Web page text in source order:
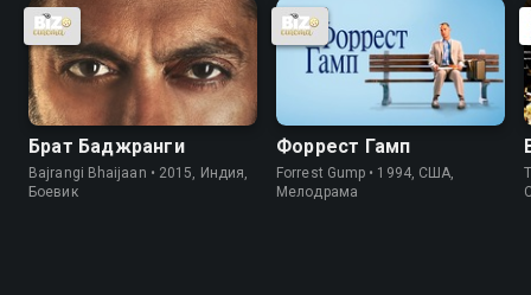
Брат Баджранги
Bajrangi Bhaijaan • 2015, Индия,
Боевик
Форрест Гамп
Forrest Gump • 1994, США,
Мелодрама